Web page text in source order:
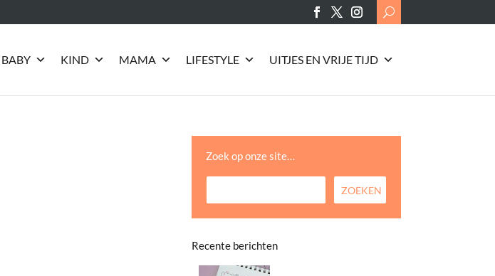
Search
for:
BABY KIND MAMA LIFESTYLE UITJES EN VRIJE TIJD
Zoek op onze site…
Recente berichten